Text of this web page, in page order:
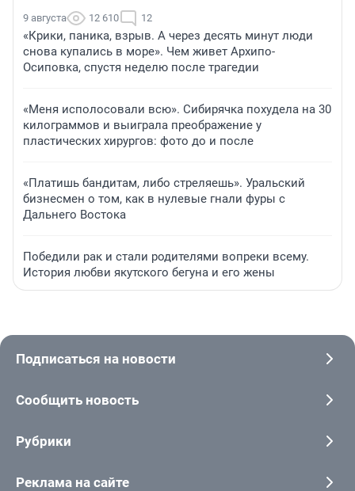
9 августа 12 610 12
«Крики, паника, взрыв. А через десять минут люди
снова купались в море». Чем живет Архипо-
Осиповка, спустя неделю после трагедии
«Меня исполосовали всю». Сибирячка похудела на 30
килограммов и выиграла преображение у
пластических хирургов: фото до и после
«Платишь бандитам, либо стреляешь». Уральский
бизнесмен о том, как в нулевые гнали фуры с
Дальнего Востока
Победили рак и стали родителями вопреки всему.
История любви якутского бегуна и его жены
Подписаться на новости
Сообщить новость
Рубрики
Реклама на сайте